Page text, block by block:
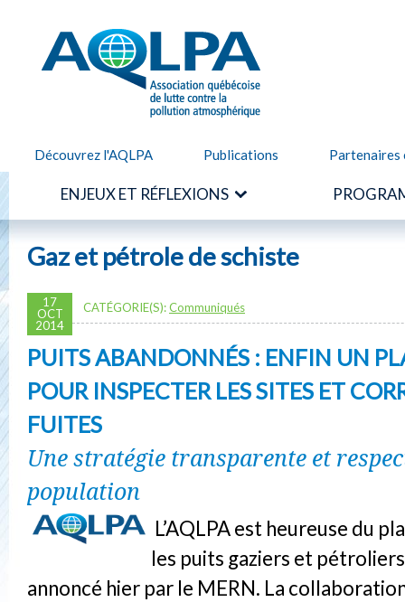
AQLPA
Découvrez l'AQLPA Publications Partenaires
ENJEUX ET RÉFLEXIONS
Gaz et pétrole de schiste
17
OCT
2014
CATÉGORIE(S):Communiqués
PUITS ABANDONNÉS : ENFIN UN
POUR INSPECTER LES SITES ET
FUITES
Une stratégie transparente et
population
L’AQLPA est heureuse du
les puits gaziers et
annoncé hier par le MERN. La